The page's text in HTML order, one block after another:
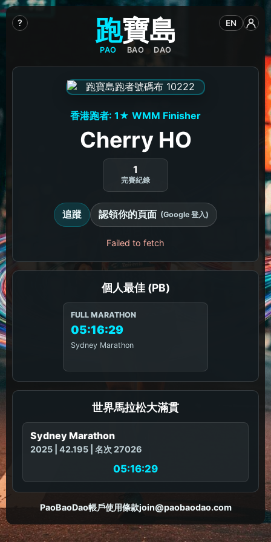
? EN
跑
PAO
寶
BAO
島
DAO
香港跑者: 1★ WMM Finisher
Cherry HO
1
完賽紀錄
追蹤 認領你的頁面 (Google 登入)
Failed to fetch
個人最佳 (PB)
FULL MARATHON
05:16:29
Sydney Marathon
世界馬拉松大滿貫
Sydney Marathon
2025 | 42.195 | 名次 27026
05:16:29
PaoBaoDao帳戶使用條款join@paobaodao.com